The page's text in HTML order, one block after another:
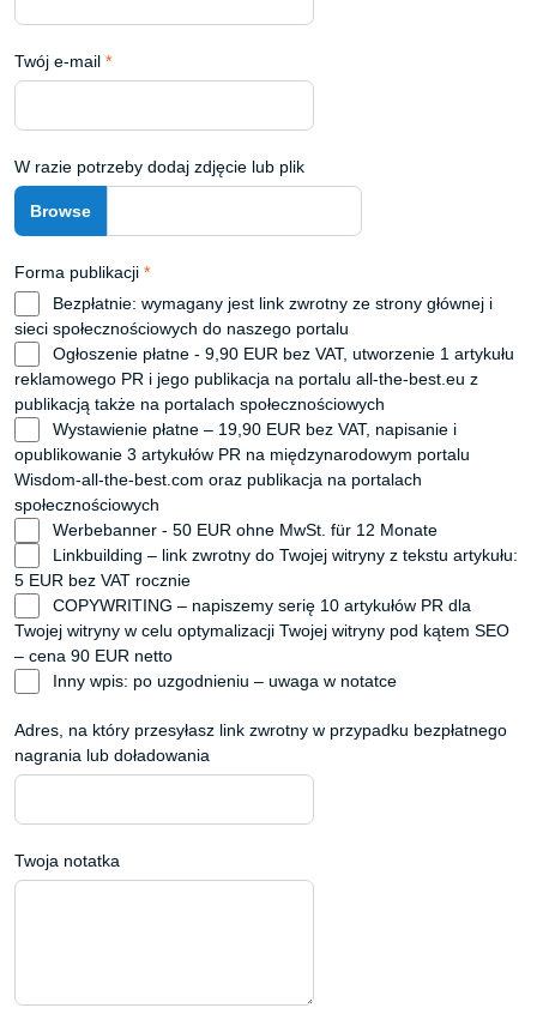
Twój e-mail *
W razie potrzeby dodaj zdjęcie lub plik
Forma publikacji *
sieci społecznościowych do naszego portalu
reklamowego PR i jego publikacja na portalu all-the-best.eu z
publikacją także na portalach społecznościowych
opublikowanie 3 artykułów PR na międzynarodowym portalu
Wisdom-all-the-best.com oraz publikacja na portalach
społecznościowych
Werbebanner - 50 EUR ohne MwSt. für 12 Monate
5 EUR bez VAT rocznie
Twojej witryny w celu optymalizacji Twojej witryny pod kątem SEO
– cena 90 EUR netto
Inny wpis: po uzgodnieniu – uwaga w notatce
Adres, na który przesyłasz link zwrotny w przypadku bezpłatnego
nagrania lub doładowania
Twoja notatka